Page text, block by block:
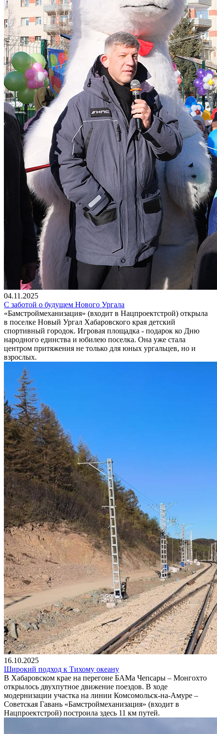
04.11.2025
С заботой о будущем Нового Ургала
«Бамстроймеханизация» (входит в Нацпроектстрой) открыла
в поселке Новый Ургал Хабаровского края детский
спортивный городок. Игровая площадка - подарок ко Дню
народного единства и юбилею поселка. Она уже стала
центром притяжения не только для юных ургальцев, но и
взрослых.
16.10.2025
Широкий подход к Тихому океану
В Хабаровском крае на перегоне БАМа Чепсары – Монгохто
открылось двухпутное движение поездов. В ходе
модернизации участка на линии Комсомольск-на-Амуре –
Советская Гавань «Бамстроймеханизация» (входит в
Нацпроектстрой) построила здесь 11 км путей.